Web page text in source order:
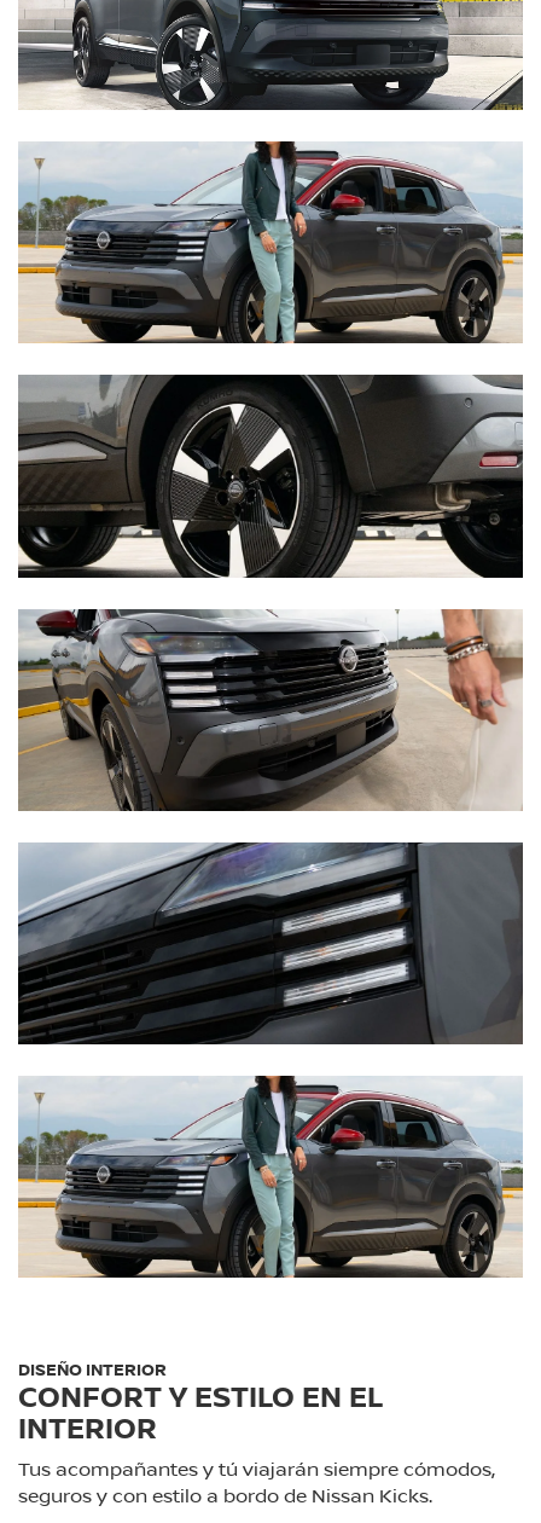
DISEÑO INTERIOR
CONFORT Y ESTILO EN EL
INTERIOR
Tus acompañantes y tú viajarán siempre cómodos,
seguros y con estilo a bordo de Nissan Kicks.